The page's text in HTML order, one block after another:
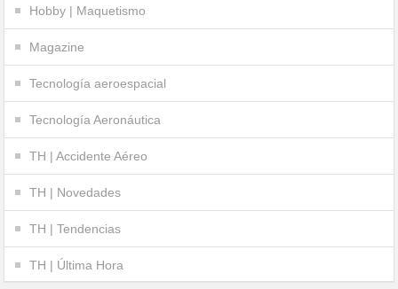
Hobby | Maquetismo
Magazine
Tecnología aeroespacial
Tecnología Aeronáutica
TH | Accidente Aéreo
TH | Novedades
TH | Tendencias
TH | Última Hora